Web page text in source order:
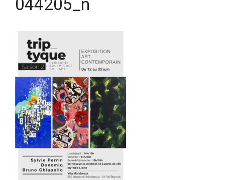
044205_n